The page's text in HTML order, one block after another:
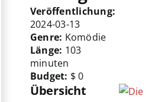
Veröffentlichung:
2024-03-13
Genre: Komödie
Länge: 103
minuten
Budget: $ 0
Übersicht